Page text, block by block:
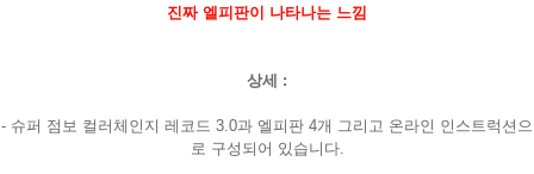
페이코 라이
구매
진짜 엘피판이 나타나는 느낌
상세 :
- 슈퍼 점보 컬러체인지 레코드 3.0과 엘피판 4개 그리고 온라인 인스트럭션으
로 구성되어 있습니다.